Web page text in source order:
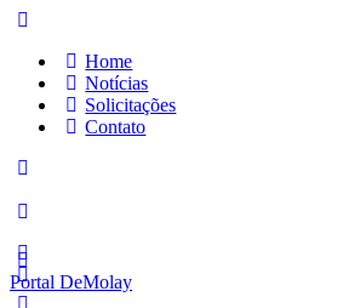
Home
Notícias
Solicitações
Contato
Portal DeMolay